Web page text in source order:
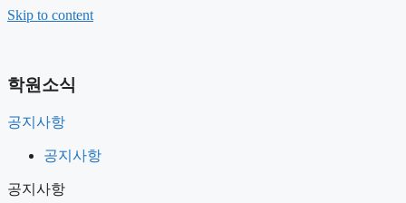
Skip to content
학원전경
중등부 안내
고등부 안내
학원소식
공지사항
공지사항
공지사항